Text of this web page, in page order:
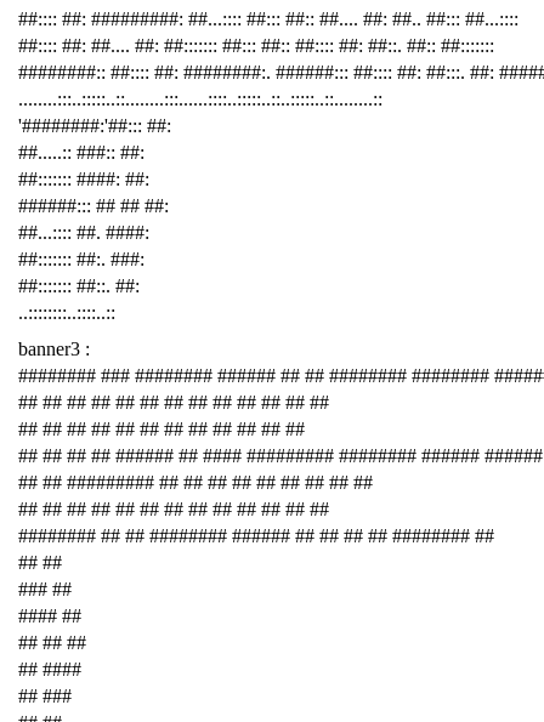
##:::: ##: #########: ##...:::: ##::: ##:: ##.... ##: ##.. ##::: ##...::::
##:::: ##: ##.... ##: ##::::::: ##::: ##:: ##:::: ##: ##::. ##:: ##:::::::
########:: ##:::: ##: ########:. ######::: ##:::: ##: ##:::. ##:
........:::..:::::..::........:::......::::..:::::..::..:::::..::........::
'########:'##::: ##:
##.....:: ###:: ##:
##::::::: ####: ##:
######::: ## ## ##:
##...:::: ##. ####:
##::::::: ##:. ###:
##::::::: ##::. ##:
..::::::::..::::..::
banner3 :
######## ### ######## ###### ## ## ######## ########
## ## ## ## ## ## ## ## ## ## ## ## ##
## ## ## ## ## ## ## ## ## ## ## ##
## ## ## ## ###### ## #### ######### ######## ###### ######
## ## ######### ## ## ## ## ## ## ## ## ##
## ## ## ## ## ## ## ## ## ## ## ## ##
######## ## ## ######## ###### ## ## ## ## ######## ##
## ##
### ##
#### ##
## ## ##
## ####
## ###